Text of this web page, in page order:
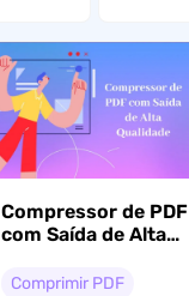
Compressor de PDF
com Saída de Alta
Lista Completa de
Comprimir PDF